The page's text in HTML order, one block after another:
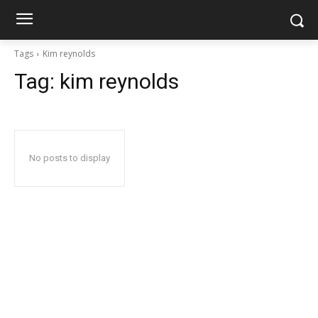
Tags Kim reynolds
Tag: kim reynolds
No posts to display